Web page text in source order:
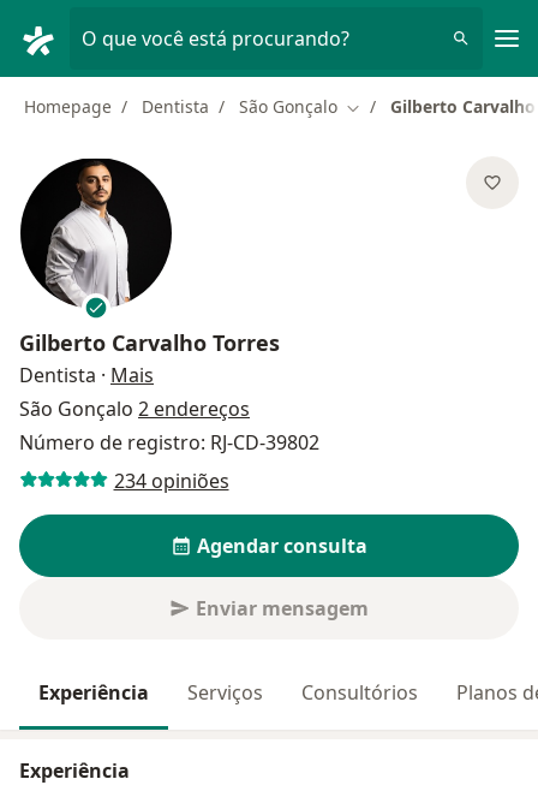
O que você está procurando?
Homepage Dentista São Gonçalo Mudar de cidade
Gilberto
Gilberto Carvalho Torres
Dentista · Mais
São Gonçalo 2 endereços
Número de registro: RJ-CD-39802
234 opiniões
Agendar consulta
Enviar mensagem
Experiência Serviços Consultórios Planos
Experiência